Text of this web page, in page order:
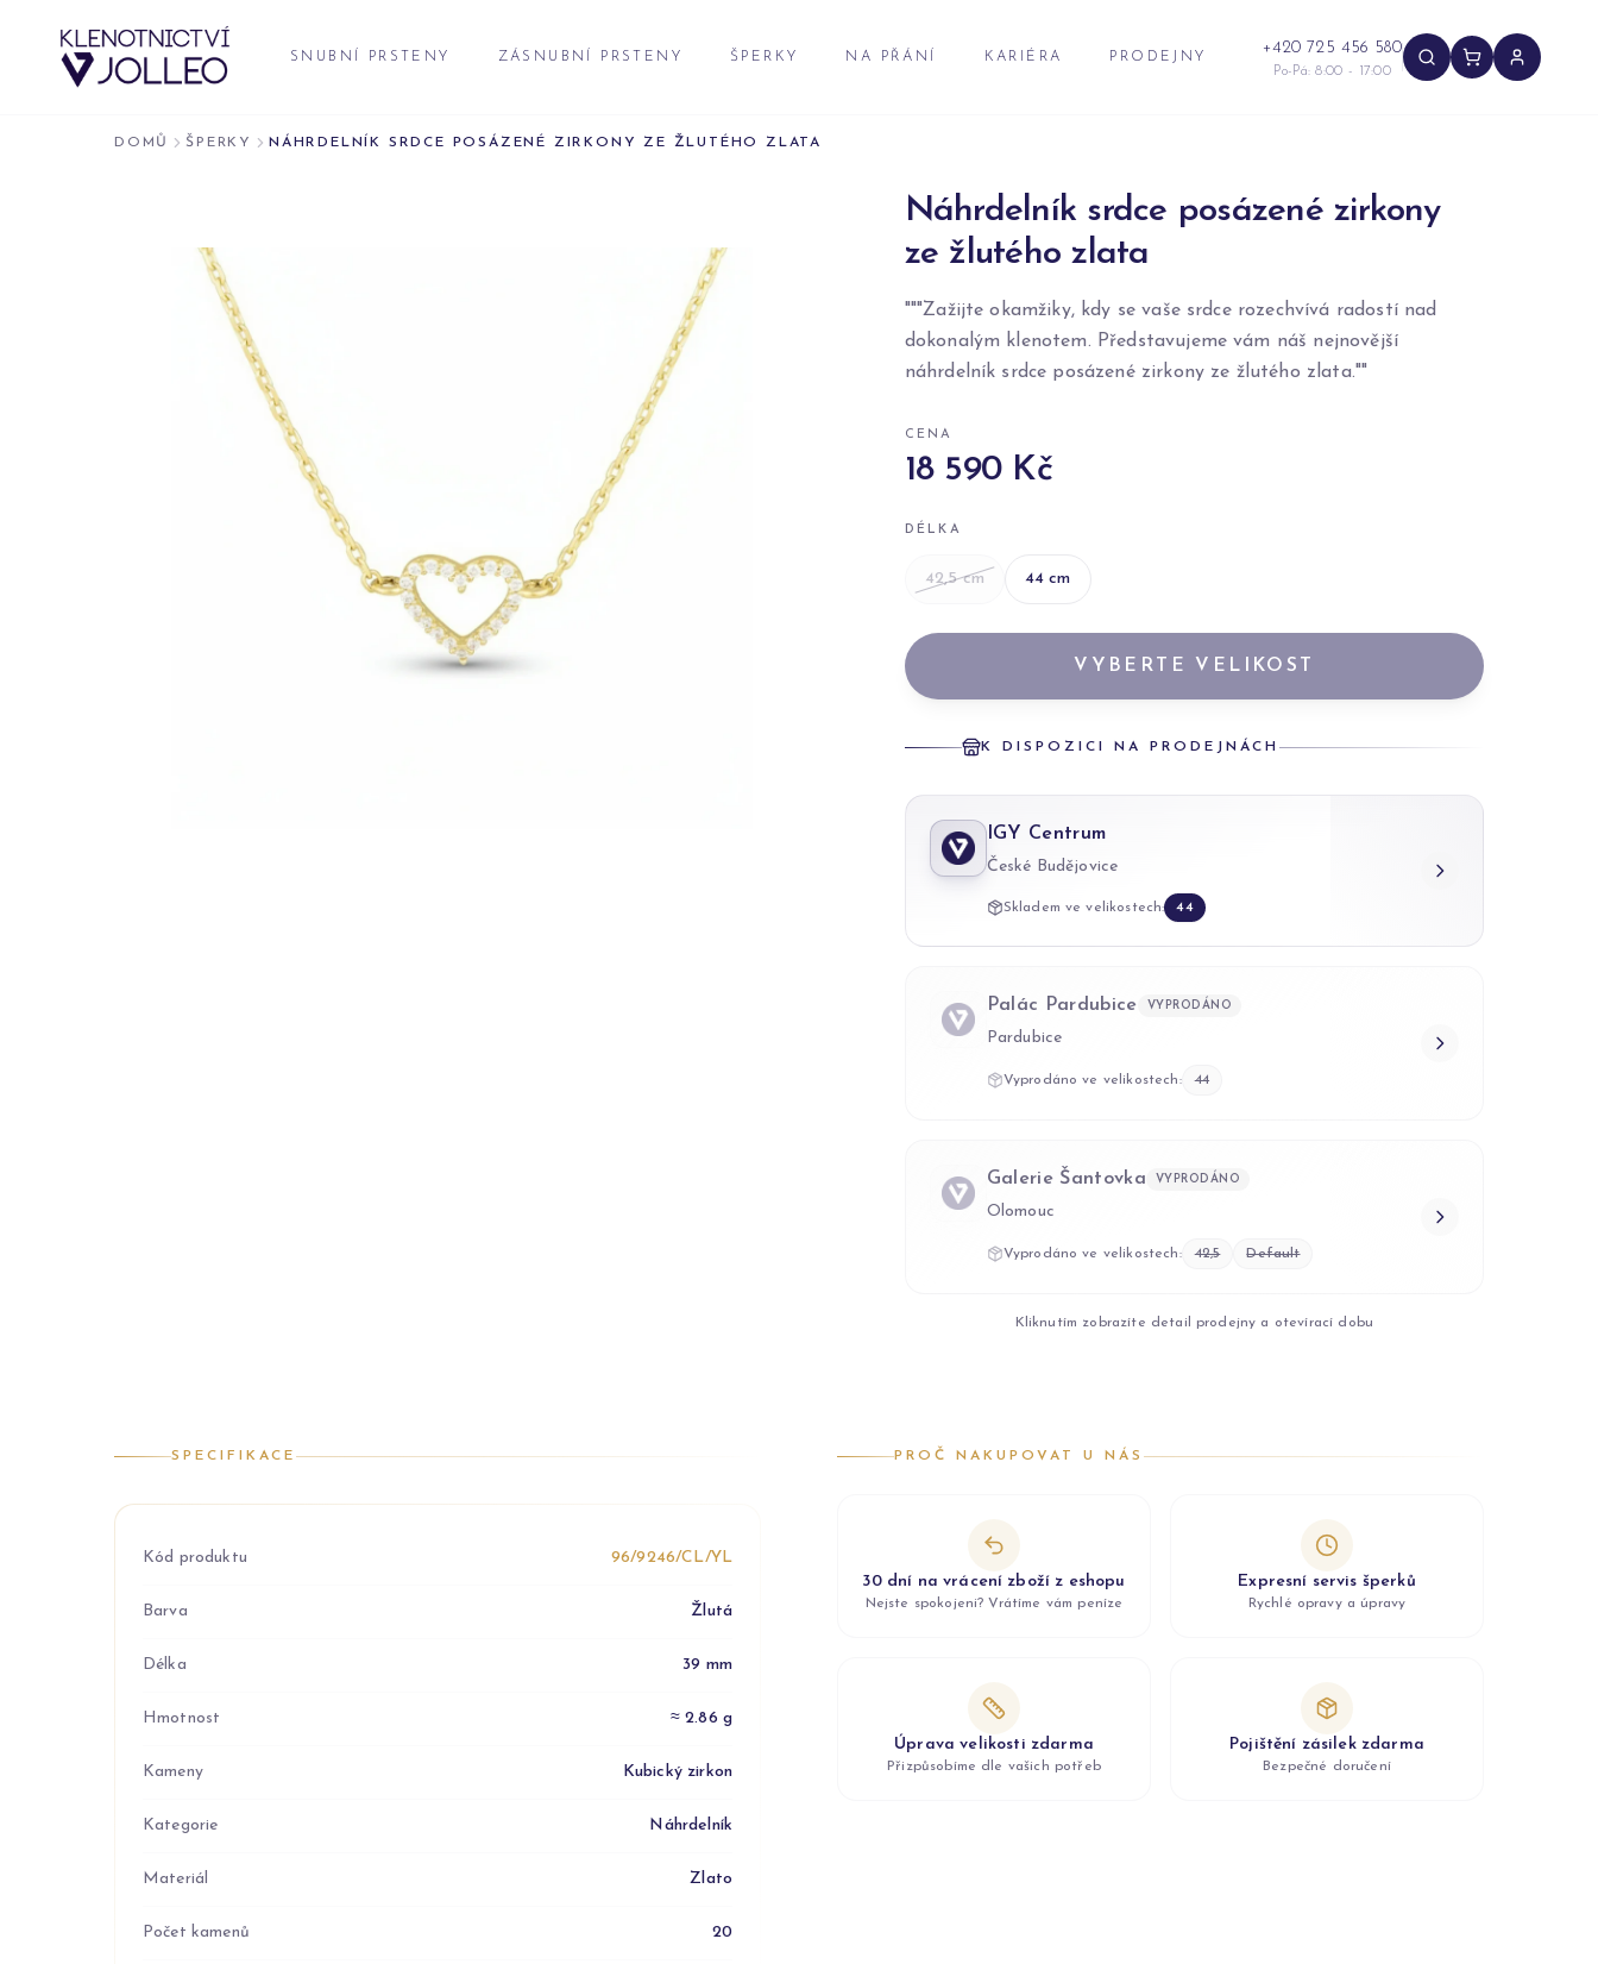
SNUBNÍ PRSTENY ZÁSNUBNÍ PRSTENY ŠPERKY NA PŘÁNÍ KARIÉRA PRODEJNY +420 725 456 580
Po-Pá: 8:00 - 17:00
DOMŮ ŠPERKY NÁHRDELNÍK SRDCE POSÁZENÉ ZIRKONY ZE ŽLUTÉHO ZLATA
Náhrdelník srdce posázené zirkony
ze žlutého zlata
"""Zažijte okamžiky, kdy se vaše srdce rozechvívá radostí nad
dokonalým klenotem. Představujeme vám náš nejnovější
náhrdelník srdce posázené zirkony ze žlutého zlata.""
CENA
18 590 Kč
DÉLKA
42,5cm 44 cm
VYBERTE VELIKOST
K DISPOZICI NA PRODEJNÁCH
IGY Centrum
České Budějovice
Skladem ve velikostech: 44
Palác Pardubice VYPRODÁNO
Pardubice
Vyprodáno ve velikostech: 44
Galerie Šantovka VYPRODÁNO
Olomouc
Vyprodáno ve velikostech: 42,5 Default
Kliknutím zobrazíte detail prodejny a otevírací dobu
SPECIFIKACE
Kód produktu 96/9246/CL/YL
Barva Žlutá
Délka 39 mm
Hmotnost ≈ 2.86 g
Kameny Kubický zirkon
Kategorie Náhrdelník
Materiál Zlato
Počet kamenů 20
PROČ NAKUPOVAT U NÁS
30 dní na vrácení zboží z eshopu
Nejste spokojeni? Vrátíme vám peníze
Expresní servis šperků
Rychlé opravy a úpravy
Úprava velikosti zdarma
Přizpůsobíme dle vašich potřeb
Pojištění zásilek zdarma
Bezpečné doručení